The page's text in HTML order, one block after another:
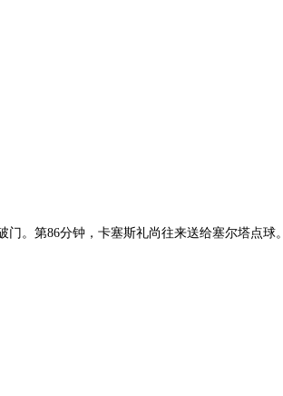
。第86分钟，卡塞斯礼尚往来送给塞尔塔点球。